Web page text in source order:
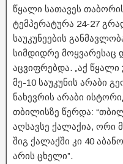
წყალი სათავეს
ტემპერატურა 24-27
საუკუნეების
სიმდიდრე მოყვარესაც
აცვიფრებდა. „აქ
მე-10 საუკუნის არაბი
ნახევრის არაბი
თბილისზე წერდა:
აღსავსე ქალაქია, ორი
შიგ ქალაქში კი 40
არის ცხელი”.